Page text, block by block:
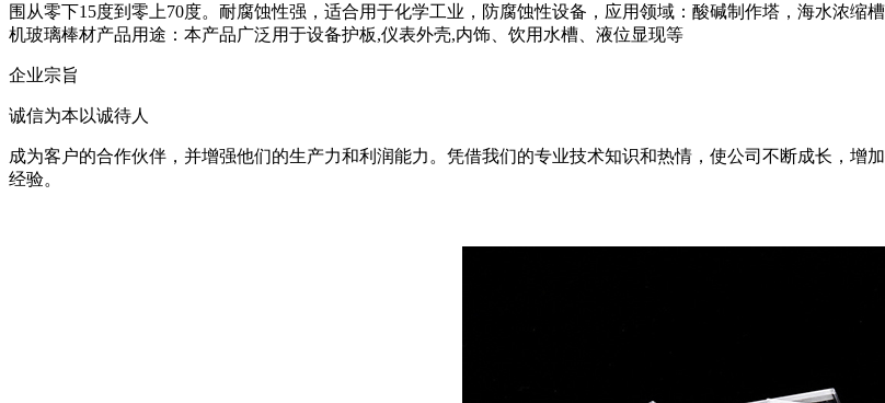
围从零下15度到零上70度。耐腐蚀性强，适合用于化学工业，防腐蚀性设备，应用领域：酸碱制作塔，海水浓
机玻璃棒材产品用途：本产品广泛用于设备护板,仪表外壳,内饰、饮用水槽、液位显现等
企业宗旨
诚信为本以诚待人
成为客户的合作伙伴，并增强他们的生产力和利润能力。凭借我们的专业技术知识和热情，使公司不断成长，
经验。